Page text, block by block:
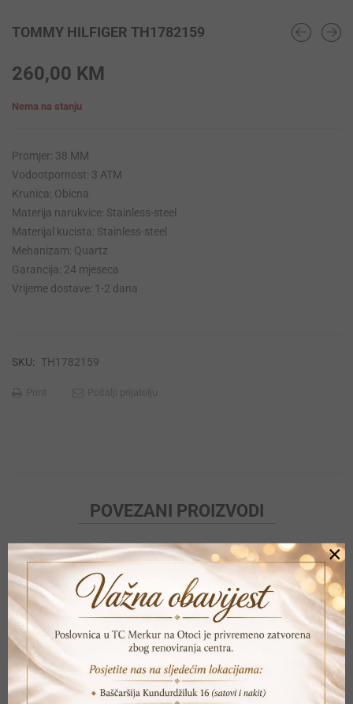
TOMMY HILFIGER TH1782159
260,00 KM
Nema na stanju
Promjer: 38 MM
Vodootpornost: 3 ATM
Krunica: Obicna
Materija narukvice: Stainless-steel
Materijal kucista: Stainless-steel
Mehanizam: Quartz
Garancija: 24 mjeseca
Vrijeme dostave: 1-2 dana
SKU: TH1782159
POVEZANI PROIZVODI
×